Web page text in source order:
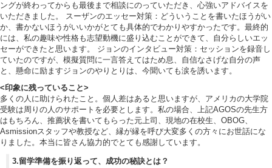
ングが終わってからも最後まで相談にのっていただき、心強いアドバイスを
いただきました。 スーザンのエッセー対策：どういうことを書いたほうがい
か、書かないほうがいいかがとても具体的でわかりやすかったです。最終的
には、私の趣味や性格も志望動機に盛り込むことができて、自分らしいエッ
セーができたと思います。 ジョンのインタビュー対策：セッションを録音し
ていたのですが、模擬質問に一言答えてはため息、自信なさげな自分の声
と、懸命に励ますジョンのやりとりは、今聞いても涙を誘います。
<印象に残っていること>
多くの人に助けられたこと。個人差はあると思いますが、アメリカの大学院
受験は周りの人のサポートを必要とします。私の場合、上記AGOSの先生方
はもちろん、推薦状を書いてもらった元上司、現地の在校生、OBOG、
Asmissionスタッフや教授など、縁が縁を呼び大変多くの方々にお世話にな
りました。本当に皆さん協力的でとても感謝しています。
3.留学準備を振り返って、成功の秘訣とは？